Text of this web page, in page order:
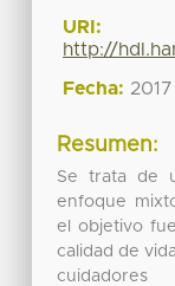
URI:
http://
Fecha: 2017
Resumen:
Se trata de
enfoque
el objetivo
calidad de